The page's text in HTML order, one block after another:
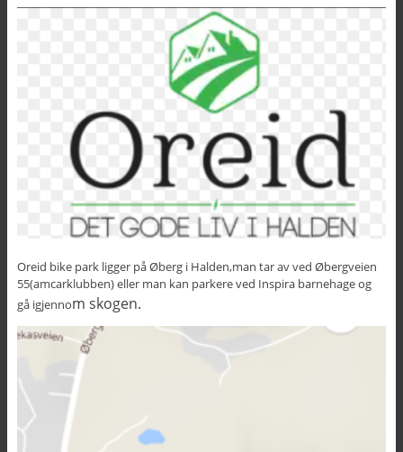
Oreid bike park ligger på Øberg i Halden,man tar av ved Øbergveien
55(amcarklubben) eller man kan parkere ved Inspira barnehage og
gå igjennom skogen.